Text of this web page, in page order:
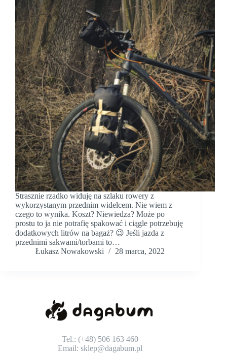
Strasznie rzadko widuję na szlaku rowery z
wykorzystanym przednim widelcem. Nie wiem z
czego to wynika. Koszt? Niewiedza? Może po
prostu to ja nie potrafię spakować i ciągle potrzebuję
dodatkowych litrów na bagaż? 😉 Jeśli jazda z
przednimi sakwami/torbami to…
Łukasz Nowakowski
28 marca, 2022
Tel.: (+48) 506 163 460
Email: sklep@dagabum.pl